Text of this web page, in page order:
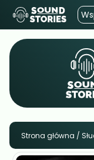
Strona główna /